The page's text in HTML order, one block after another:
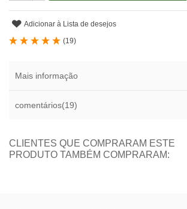
Adicionar à Lista de desejos
(19)
Mais informação
comentários(19)
CLIENTES QUE COMPRARAM ESTE
PRODUTO TAMBÉM COMPRARAM: